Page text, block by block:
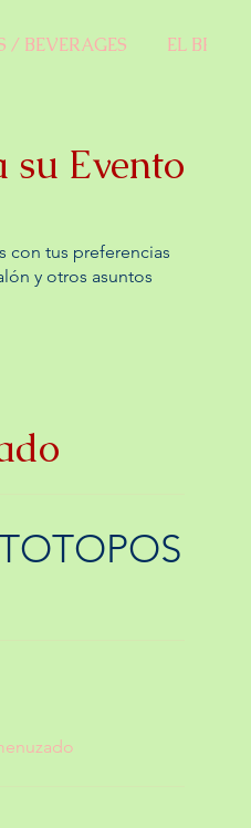
/ BEVERAGES EL
su Evento
con tus preferencias
y otros asuntos